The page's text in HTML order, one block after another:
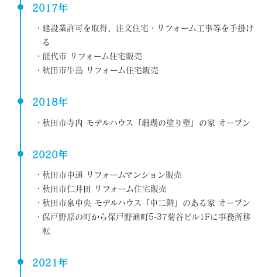
2017年
建設業許可を取得、注文住宅・リフォーム工事等を手掛け
る
能代市 リフォーム住宅販売
秋田市牛島 リフォーム住宅販売
2018年
秋田市寺内 モデルハウス「珊瑚の塗り壁」の家 オープン
2020年
秋田市中通 リフォームマンション販売
秋田市仁井田 リフォーム住宅販売
秋田市泉中央 モデルハウス「中二階」のある家 オープン
保戸野原の町から保戸野通町5-37菊谷ビル1Fに事務所移
転
2021年